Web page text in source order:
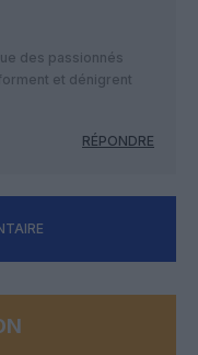
des passionnés
et dénigrent
RÉPONDRE